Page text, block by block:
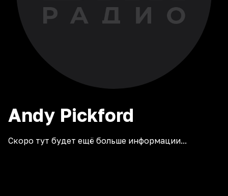
Andy Pickford
Скоро тут будет ещё больше информации...